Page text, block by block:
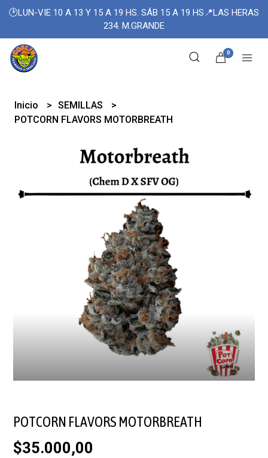
🕑LUN-VIE 10 A 13 Y 15 A 19 HS. SÁB 15 A 19 HS📍LAS HERAS
234. M.GRANDE
0
Inicio
SEMILLAS
POTCORN FLAVORS MOTORBREATH
POTCORN FLAVORS MOTORBREATH
$35.000,00